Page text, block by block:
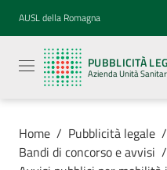
Vai al contenuto
Vai alla navigazione
Vai al footer
AUSL della Romagna
PUBBLICITÀ
Azienda Unità
legale
Azienda
Unità
Locale della
Home / Pubblicità legale /
Bandi di concorso e avvisi /